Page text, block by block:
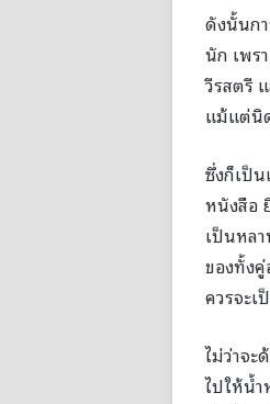
ดังนั้นก
นัก เพร
วีรสตรี
แม้แต่นิ
ซึ่งก็เป็
หนังสือ
เป็นหล
ของทั้ง
ควรจะ
ไม่ว่าจ
ไปให้น้